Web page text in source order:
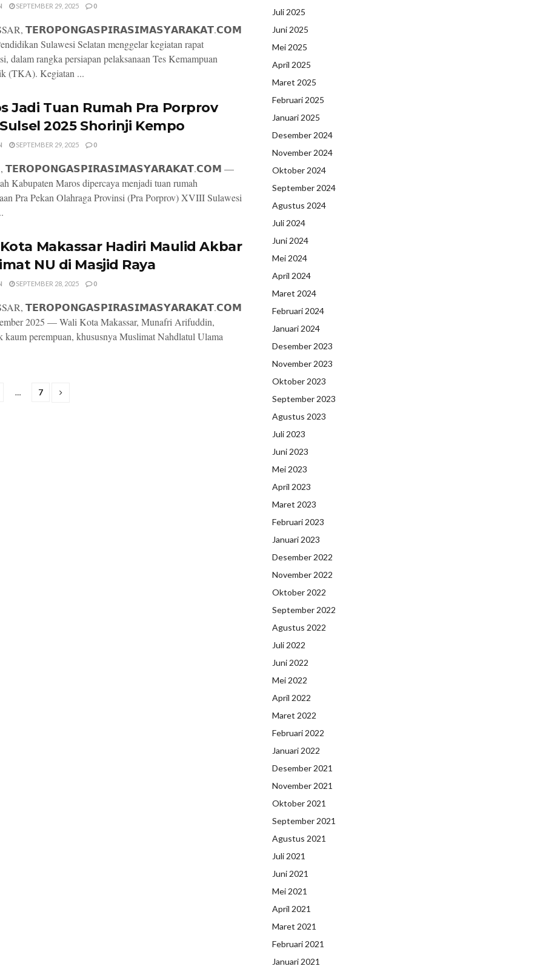
SEPTEMBER 29, 2025 0
𝗧𝗘𝗥𝗢𝗣𝗢𝗡𝗚𝗔𝗦𝗣𝗜𝗥𝗔𝗦𝗜𝗠𝗔𝗦𝗬𝗔𝗥𝗔𝗞𝗔𝗧.𝗖𝗢𝗠
Sulawesi Selatan menggelar kegiatan rapat
dalam rangka persiapan pelaksanaan Tes Kemampuan
(TKA). Kegiatan ...
Jadi Tuan Rumah Pra Porprov
2025 Shorinji Kempo
SEPTEMBER 29, 2025 0
𝗧𝗘𝗥𝗢𝗣𝗢𝗡𝗚𝗔𝗦𝗣𝗜𝗥𝗔𝗦𝗜𝗠𝗔𝗦𝗬𝗔𝗥𝗔𝗞𝗔𝗧.𝗖𝗢𝗠 —
Kabupaten Maros dipercaya menjadi tuan rumah
Pra Pekan Olahraga Provinsi (Pra Porprov) XVIII Sulawesi
Makassar Hadiri Maulid Akbar
NU di Masjid Raya
SEPTEMBER 28, 2025 0
𝗧𝗘𝗥𝗢𝗣𝗢𝗡𝗚𝗔𝗦𝗣𝗜𝗥𝗔𝗦𝗜𝗠𝗔𝗦𝗬𝗔𝗥𝗔𝗞𝗔𝗧.𝗖𝗢𝗠
2025 — Wali Kota Makassar, Munafri Arifuddin,
kaum perempuan, khususnya Muslimat Nahdlatul Ulama
… 7
Juli 2025
Juni 2025
Mei 2025
April 2025
Maret 2025
Februari 2025
Januari 2025
Desember 2024
November 2024
Oktober 2024
September 2024
Agustus 2024
Juli 2024
Juni 2024
Mei 2024
April 2024
Maret 2024
Februari 2024
Januari 2024
Desember 2023
November 2023
Oktober 2023
September 2023
Agustus 2023
Juli 2023
Juni 2023
Mei 2023
April 2023
Maret 2023
Februari 2023
Januari 2023
Desember 2022
November 2022
Oktober 2022
September 2022
Agustus 2022
Juli 2022
Juni 2022
Mei 2022
April 2022
Maret 2022
Februari 2022
Januari 2022
Desember 2021
November 2021
Oktober 2021
September 2021
Agustus 2021
Juli 2021
Juni 2021
Mei 2021
April 2021
Maret 2021
Februari 2021
Januari 2021